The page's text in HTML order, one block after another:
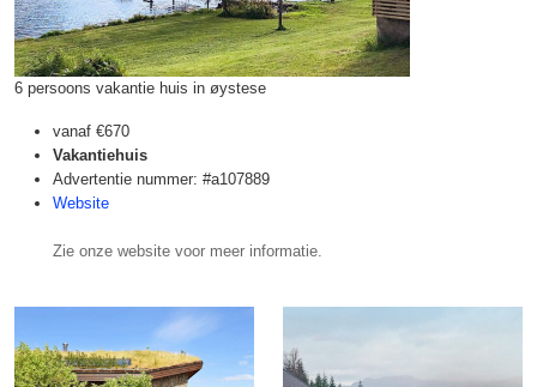
6 persoons vakantie huis in øystese
vanaf €670
Vakantiehuis
Advertentie nummer: #a107889
Website
Zie onze website voor meer informatie.